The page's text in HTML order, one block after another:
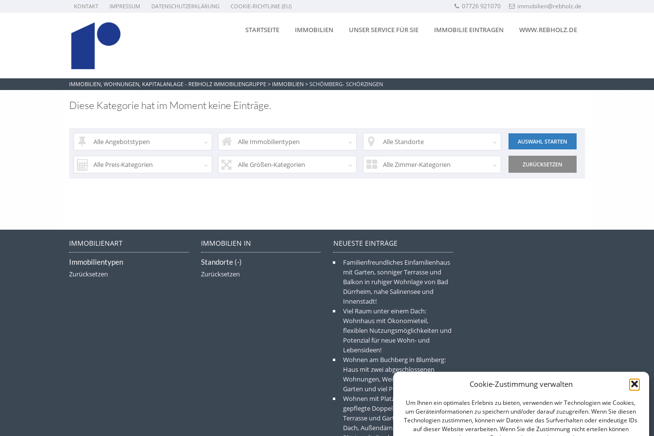
Cookie-Zustimmung verwalten
Um Ihnen ein optimales Erlebnis zu bieten, verwenden wir Technologien wie Cookies,
um Geräteinformationen zu speichern und/oder darauf zuzugreifen. Wenn Sie diesen
Technologien zustimmen, können wir Daten wie das Surfverhalten oder eindeutige IDs
auf dieser Website verarbeiten. Wenn Sie die Zustimmung nicht erteilen können
KONTAKT IMPRESSUM DATENSCHUTZERKLÄRUNG COOKIE-RICHTLINIE (EU) 07726 921070 immobilien@rebholz.de
STARTSEITE IMMOBILIEN UNSER SERVICE FÜR SIE IMMOBILIE EINTRAGEN WWW.REBHOLZ.DE
IMMOBILIEN, WOHNUNGEN, KAPITALANLAGE - REBHOLZ IMMOBILIENGRUPPE > IMMOBILIEN > SCHÖMBERG- SCHÖRZINGEN
Diese Kategorie hat im Moment keine Einträge.
Alle Angebotstypen Alle Immobilientypen Alle Standorte
Alle Preis-Kategorien Alle Größen-Kategorien Alle Zimmer-Kategorien ZURÜCKSETZEN
IMMOBILIENART
Immobilientypen
Zurücksetzen
IMMOBILIEN IN
Standorte (-)
Zurücksetzen
NEUESTE EINTRÄGE
Familienfreundliches Einfamilienhaus
mit Garten, sonniger Terrasse und
Balkon in ruhiger Wohnlage von Bad
Dürrheim, nahe Salinensee und
Innenstadt!
Viel Raum unter einem Dach:
Wohnhaus mit Ökonomieteil,
flexiblen Nutzungsmöglichkeiten und
Potenzial für neue Wohn- und
Lebensideen!
Wohnen am Buchberg in Blumberg:
Haus mit zwei abgeschlossenen
Wohnungen, Weitblick, Südterrasse,
Garten und viel Potenzial.
Wohnen mit Platz für Kinder –
gepflegte Doppelhaushälfte mit
Terrasse und Garten, mit neuem
Dach, Außendämmung und